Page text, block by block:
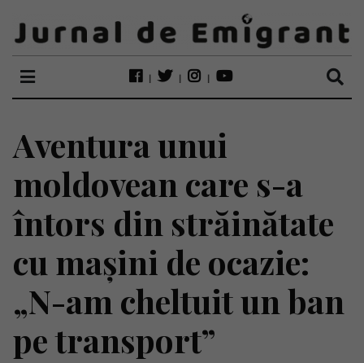
Aventura unui
moldovean care s-a
întors din străinătate
cu mașini de ocazie:
„N-am cheltuit un ban
pe transport”